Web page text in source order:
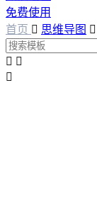
免费使用
首页  思维导图 
 
